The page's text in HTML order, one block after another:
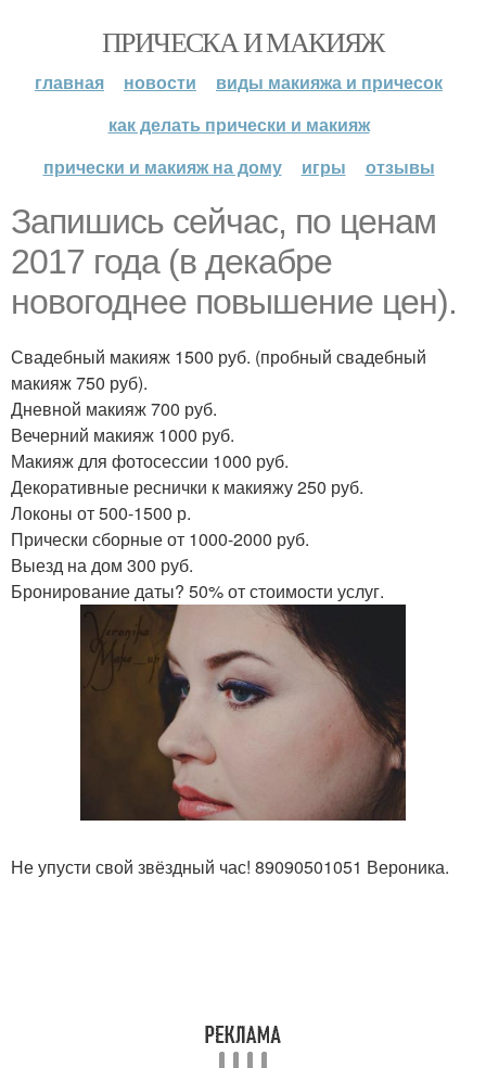
ПРИЧЕСКА И МАКИЯЖ
главная новости
виды макияжа и причесок
как делать прически и макияж
прически и макияж на дому
игры отзывы
Запишись сейчас, по ценам
2017 года (в декабре
новогоднее повышение цен).
Свадебный макияж 1500 руб. (пробный свадебный
макияж 750 руб).
Дневной макияж 700 руб.
Вечерний макияж 1000 руб.
Макияж для фотосессии 1000 руб.
Декоративные реснички к макияжу 250 руб.
Локоны от 500-1500 р.
Прически сборные от 1000-2000 руб.
Выезд на дом 300 руб.
Бронирование даты? 50% от стоимости услуг.
Не упусти свой звёздный час! 89090501051 Вероника.